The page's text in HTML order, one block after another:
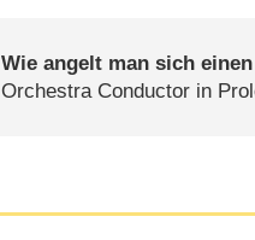
Wie angelt man sich
Orchestra Conductor in